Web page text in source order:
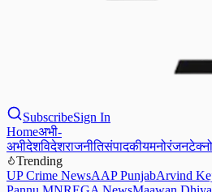
SubscribeSign In
Homeअभी-
अभीदेशविदेशराजनीतिसंपादकीयमनोरंजन
Trending
UP Crime NewsAAP PunjabArvind